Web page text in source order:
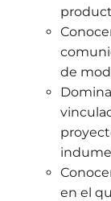
de
en el